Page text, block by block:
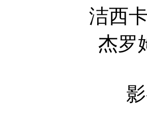
洁西卡·史瓦
杰罗姆·威